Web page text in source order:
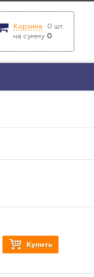
Корзина 0 шт.
на сумму 0
Купить